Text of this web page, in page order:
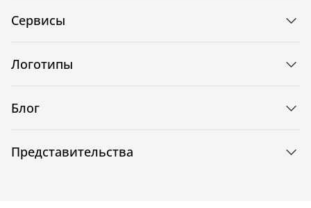
Сервисы
Логотипы
Блог
Представительства